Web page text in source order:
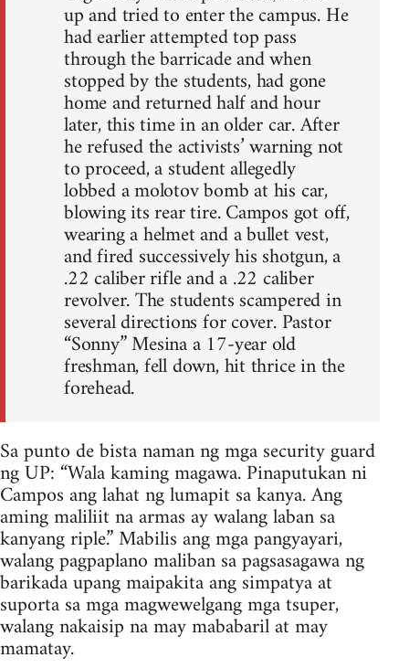
up and tried to enter the campus. He
had earlier attempted top pass
through the barricade and when
stopped by the students, had gone
home and returned half and hour
later, this time in an older car. After
he refused the activists’ warning not
to proceed, a student allegedly
lobbed a molotov bomb at his car,
blowing its rear tire. Campos got off,
wearing a helmet and a bullet vest,
and fired successively his shotgun, a
.22 caliber rifle and a .22 caliber
revolver. The students scampered in
several directions for cover. Pastor
“Sonny” Mesina a 17-year old
freshman, fell down, hit thrice in the
forehead.
Sa punto de bista naman ng mga security guard
ng UP: “Wala kaming magawa. Pinaputukan ni
Campos ang lahat ng lumapit sa kanya. Ang
aming maliliit na armas ay walang laban sa
kanyang riple.” Mabilis ang mga pangyayari,
walang pagpaplano maliban sa pagsasagawa ng
barikada upang maipakita ang simpatya at
suporta sa mga magwewelgang mga tsuper,
walang nakaisip na may mababaril at may
mamatay.